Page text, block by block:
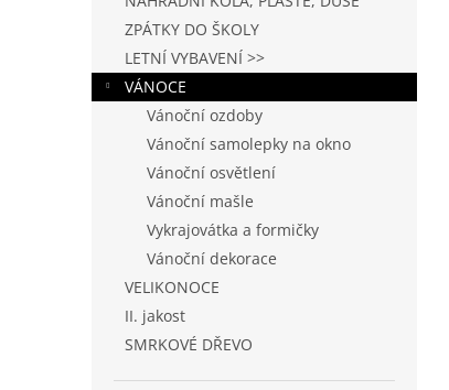
ZPÁTKY DO ŠKOLY
LETNÍ VYBAVENÍ >>
VÁNOCE
Vánoční ozdoby
Vánoční samolepky na okno
Vánoční osvětlení
Vánoční mašle
Vykrajovátka a formičky
Vánoční dekorace
VELIKONOCE
II. jakost
SMRKOVÉ DŘEVO